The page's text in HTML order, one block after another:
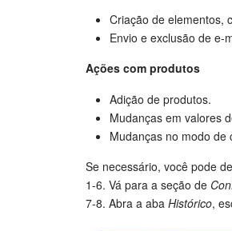
Criação de elementos,
Envio e exclusão de e-
Ações com produtos
Adição de produtos.
Mudanças em valores
Mudanças no modo de
Se necessário, você pode
1-6. Vá para a seção de
7-8. Abra a aba Histórico,